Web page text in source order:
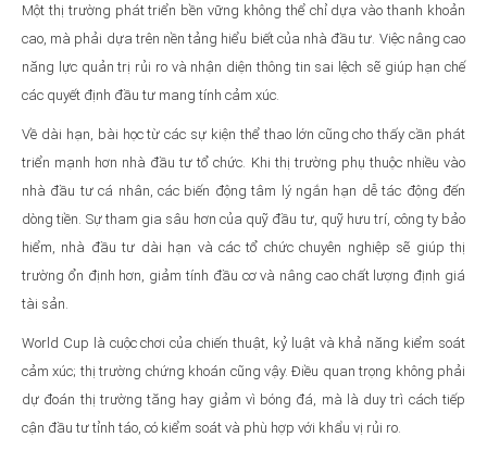
Một thị trường phát triển bền vững không thể chỉ dựa vào thanh khoản
cao, mà phải dựa trên nền tảng hiểu biết của nhà đầu tư. Việc nâng cao
năng lực quản trị rủi ro và nhận diện thông tin sai lệch sẽ giúp hạn chế
các quyết định đầu tư mang tính cảm xúc.
Về dài hạn, bài học từ các sự kiện thể thao lớn cũng cho thấy cần phát
triển mạnh hơn nhà đầu tư tổ chức. Khi thị trường phụ thuộc nhiều vào
nhà đầu tư cá nhân, các biến động tâm lý ngắn hạn dễ tác động đến
dòng tiền. Sự tham gia sâu hơn của quỹ đầu tư, quỹ hưu trí, công ty bảo
hiểm, nhà đầu tư dài hạn và các tổ chức chuyên nghiệp sẽ giúp thị
trường ổn định hơn, giảm tính đầu cơ và nâng cao chất lượng định giá
tài sản.
World Cup là cuộc chơi của chiến thuật, kỷ luật và khả năng kiểm soát
cảm xúc; thị trường chứng khoán cũng vậy. Điều quan trọng không phải
dự đoán thị trường tăng hay giảm vì bóng đá, mà là duy trì cách tiếp
cận đầu tư tỉnh táo, có kiểm soát và phù hợp với khẩu vị rủi ro.